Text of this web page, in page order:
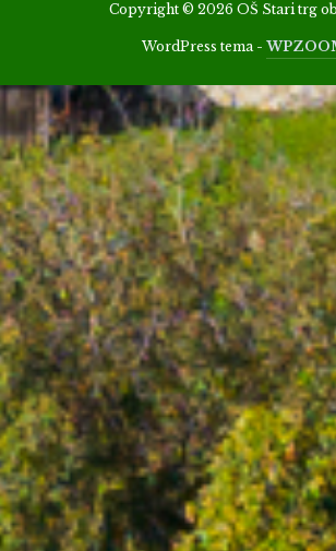
Copyright © 2026 OŠ Stari trg
WordPress tema -